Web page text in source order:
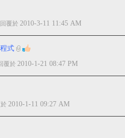
覆於 2010-3-11 11:45 AM
式
覆於 2010-1-21 08:47 PM
2010-1-11 09:27 AM